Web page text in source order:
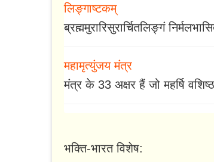
लिङ्गाष्टकम्
ब्रह्ममुरारिसुरार्चितलिङ्गं
महामृत्युंजय मंत्र
मंत्र के 33 अक्षर हैं जो महर्षि
भक्ति-भारत विशेष: